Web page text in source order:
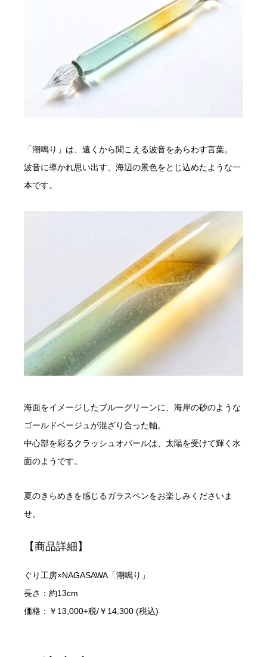
「潮鳴り」は、遠くから聞こえる波音をあらわす言葉。
波音に導かれ思い出す、海辺の景色をとじ込めたような一
本です。
海面をイメージしたブルーグリーンに、海岸の砂のような
ゴールドベージュが混ざり合った軸。
中心部を彩るクラッシュオパールは、太陽を受けて輝く水
面のようです。
夏のきらめきを感じるガラスペンをお楽しみくださいま
せ。
【商品詳細】
ぐり工房×NAGASAWA「潮鳴り」
長さ：約13cm
価格：￥13,000+税/￥14,300 (税込)